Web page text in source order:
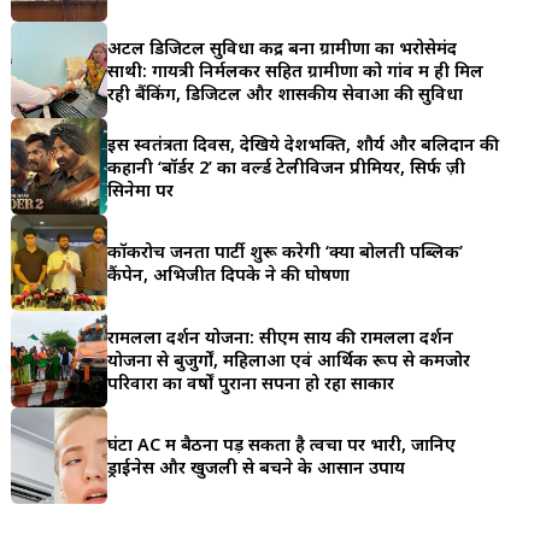
अटल डिजिटल सुविधा केंद्र बना ग्रामीणों का भरोसेमंद
साथी: गायत्री निर्मलकर सहित ग्रामीणों को गांव में ही मिल
रही बैंकिंग, डिजिटल और शासकीय सेवाओं की सुविधा
इस स्वतंत्रता दिवस, देखिये देशभक्ति, शौर्य और बलिदान की
कहानी ‘बॉर्डर 2’ का वर्ल्ड टेलीविजन प्रीमियर, सिर्फ ज़ी
सिनेमा पर
कॉकरोच जनता पार्टी शुरू करेगी ‘क्या बोलती पब्लिक’
कैंपेन, अभिजीत दिपके ने की घोषणा
रामलला दर्शन योजना: सीएम साय की रामलला दर्शन
योजना से बुजुर्गों, महिलाओं एवं आर्थिक रूप से कमजोर
परिवारों का वर्षों पुराना सपना हो रहा साकार
घंटों AC में बैठना पड़ सकता है त्वचा पर भारी, जानिए
ड्राईनेस और खुजली से बचने के आसान उपाय